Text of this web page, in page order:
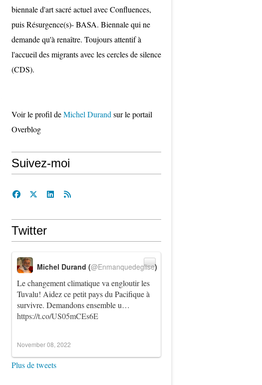
biennale d'art sacré actuel avec Confluences,
puis Résurgence(s)- BASA. Biennale qui ne
demande qu'à renaître. Toujours attentif à
l'accueil des migrants avec les cercles de silence
(CDS).
Voir le profil deMichel Durand sur le portail
Overblog
Suivez-moi
Twitter
Le changement climatique va engloutir les
Tuvalu! Aidez ce petit pays du Pacifique à
survivre. Demandons ensemble u…
https://t.co/US05mCEs6E
Michel Durand (@Enmanquedeglise)
November 08, 2022
Plus de tweets